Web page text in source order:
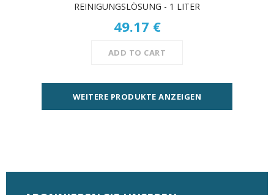
REINIGUNGSLÖSUNG - 1 LITER
49.17 €
ADD TO CART
WEITERE PRODUKTE ANZEIGEN